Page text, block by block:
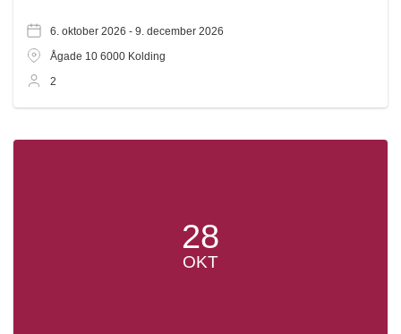
6. oktober 2026 - 9. december 2026
Ågade 10 6000 Kolding
2
28
OKT